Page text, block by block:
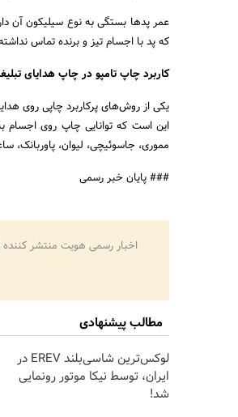
که پد با اجسام تیز و برنده تماس
کاربرد چاپ تامپو در چاپ هدایای
یکی از روش‌های پرکاربرد چاپی روی
این است که توانایی چاپ روی اجسام
مموری، جاسوئیچی، لیوان، پاوربانک،
### پایان خبر رسمی
اخبار رسمی هویت منتشر
مطالب پیشنهادی
لوکس‌ترین شاسی‌بلند EREV در
ایران، توسط نیکا موتور رونمایی
شد!